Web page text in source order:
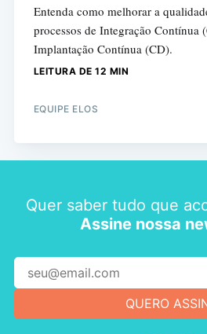
Entenda como melhorar a
processos de Integração Contínua
Implantação Contínua (CD).
LEITURA DE 12 MIN
EQUIPE ELOS
Quer saber tudo que
Assine nossa